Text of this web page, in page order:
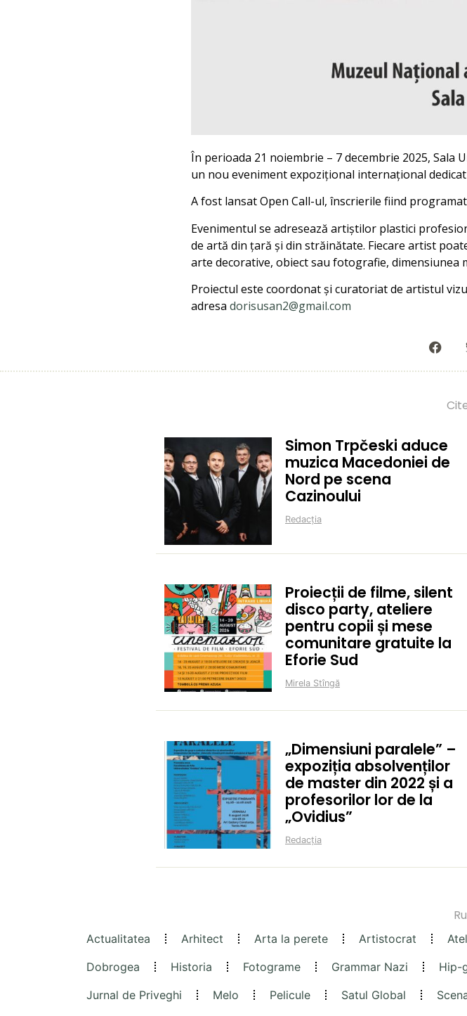
În perioada 21 noiembrie – 7 decembrie 2025,
un nou eveniment expozițional internațional
A fost lansat Open Call-ul, înscrierile fiind
Evenimentul se adresează artiștilor plastici
de artă din țară și din străinătate. Fiecare artist
arte decorative, obiect sau fotografie, dimensiunea
Proiectul este coordonat și curatoriat de artistul
adresa dorisusan2@gmail.com
Simon Trpčeski aduce
muzica Macedoniei de
Nord pe scena
Cazinoului
Redacția
Proiecții de filme, silent
disco party, ateliere
pentru copii și mese
comunitare gratuite la
Eforie Sud
Mirela Stîngă
„Dimensiuni paralele” –
expoziția absolvenților
de master din 2022 și a
profesorilor lor de la
„Ovidius”
Redacția
Actualitatea Arhitect Arta la perete Artistocrat
Dobrogea
Historia Fotograme Grammar Nazi Hip-
Jurnal de Priveghi
Melo Pelicule Satul Global